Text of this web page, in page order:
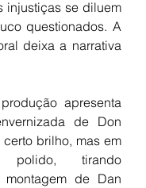
injustiças se diluem
questionados. A
deixa a narrativa
apresenta
de Don
brilho, mas em
polido, tirando
de Dan